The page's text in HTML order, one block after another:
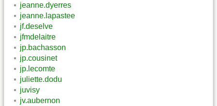
jeanne.dyerres
jeanne.lapastee
jf.deselve
jfmdelaitre
jp.bachasson
jp.cousinet
jp.lecomte
juliette.dodu
juvisy
jv.aubernon